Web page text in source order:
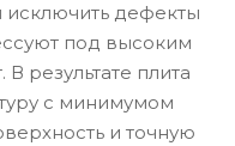
исключить дефекты
под высоким
результате плита
с минимумом
и точную